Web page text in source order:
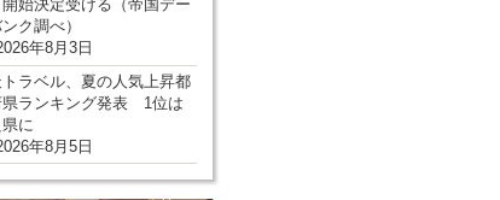
始決定受ける（帝国デー
ク調べ）
年8月3日
ラベル、夏の人気上昇都
県ランキング発表 1位は
に
年8月5日